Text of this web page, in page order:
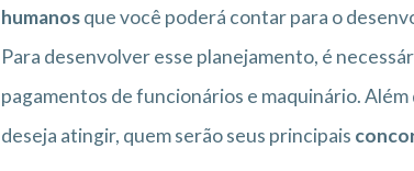
humanosque você poderá contar para o
Para desenvolver esse planejamento, é
pagamentos de funcionários e maquinário.
deseja atingir, quem serão seus principais